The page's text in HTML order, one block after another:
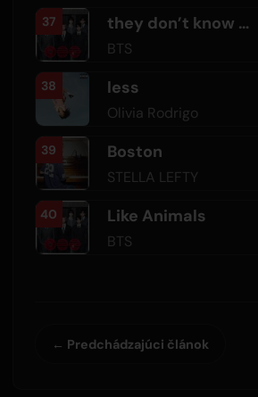
37 they don’t know ’bout us
BTS
38 less
Olivia Rodrigo
39 Boston
STELLA LEFTY
40 Like Animals
BTS
← Predchádzajúci článok